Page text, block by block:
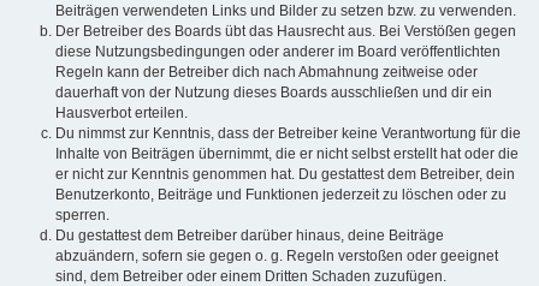
Beiträgen verwendeten Links und Bilder zu setzen bzw. zu verwenden.
Der Betreiber des Boards übt das Hausrecht aus. Bei Verstößen gegen
diese Nutzungsbedingungen oder anderer im Board veröffentlichten
Regeln kann der Betreiber dich nach Abmahnung zeitweise oder
dauerhaft von der Nutzung dieses Boards ausschließen und dir ein
Hausverbot erteilen.
Du nimmst zur Kenntnis, dass der Betreiber keine Verantwortung für die
Inhalte von Beiträgen übernimmt, die er nicht selbst erstellt hat oder die
er nicht zur Kenntnis genommen hat. Du gestattest dem Betreiber, dein
Benutzerkonto, Beiträge und Funktionen jederzeit zu löschen oder zu
sperren.
Du gestattest dem Betreiber darüber hinaus, deine Beiträge
abzuändern, sofern sie gegen o. g. Regeln verstoßen oder geeignet
sind, dem Betreiber oder einem Dritten Schaden zuzufügen.